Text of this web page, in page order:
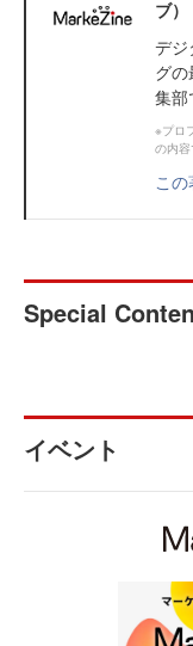
ブ）
デジ
グ
集部
※プロ
の内
こ
Special
イベント